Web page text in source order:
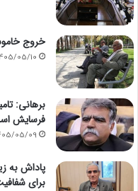
خروج
05/10
برهانی:
فرسایش
05/09
پاداش به
برای